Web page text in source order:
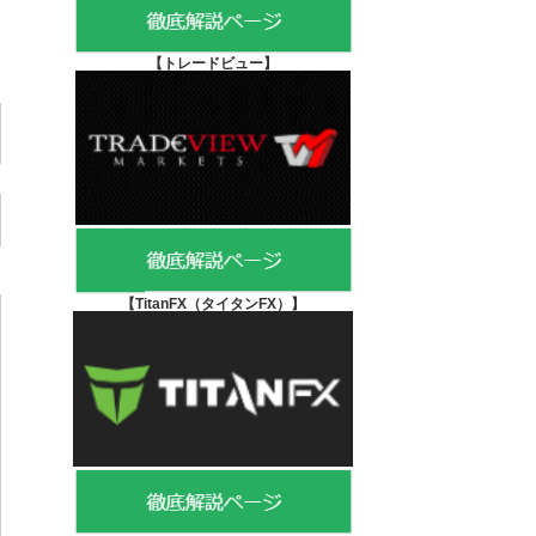
【 トレードビュー】
【TitanFX（タイタンFX） 】